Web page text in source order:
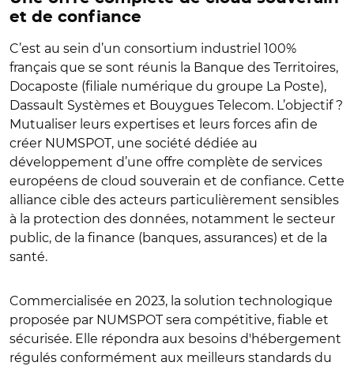
et de confiance
C’est au sein d’un consortium industriel 100%
français que se sont réunis la Banque des Territoires,
Docaposte (filiale numérique du groupe La Poste),
Dassault Systèmes et Bouygues Telecom. L’objectif ?
Mutualiser leurs expertises et leurs forces afin de
créer NUMSPOT, une société dédiée au
développement d’une offre complète de services
européens de cloud souverain et de confiance. Cette
alliance cible des acteurs particulièrement sensibles
à la protection des données, notamment le secteur
public, de la finance (banques, assurances) et de la
santé.
Commercialisée en 2023, la solution technologique
proposée par NUMSPOT sera compétitive, fiable et
sécurisée. Elle répondra aux besoins d'hébergement
régulés conformément aux meilleurs standards du